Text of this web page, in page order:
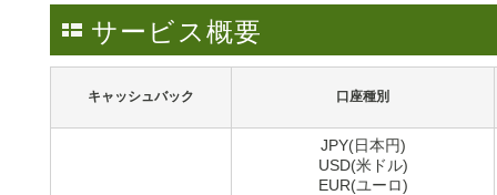
サービス概要
キャッシュバック 口座種別
JPY(日本円)
USD(米ドル)
EUR(ユーロ)